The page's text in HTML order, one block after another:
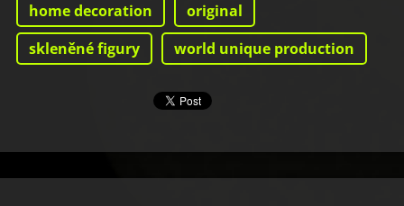
home decoration
original
skleněné figury
world unique production